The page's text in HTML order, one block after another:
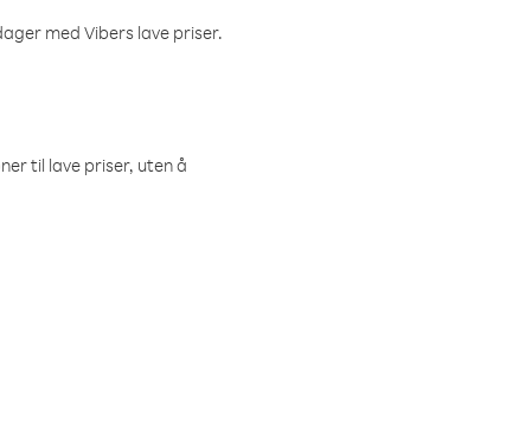
med Vibers lave priser.
til lave priser, uten å